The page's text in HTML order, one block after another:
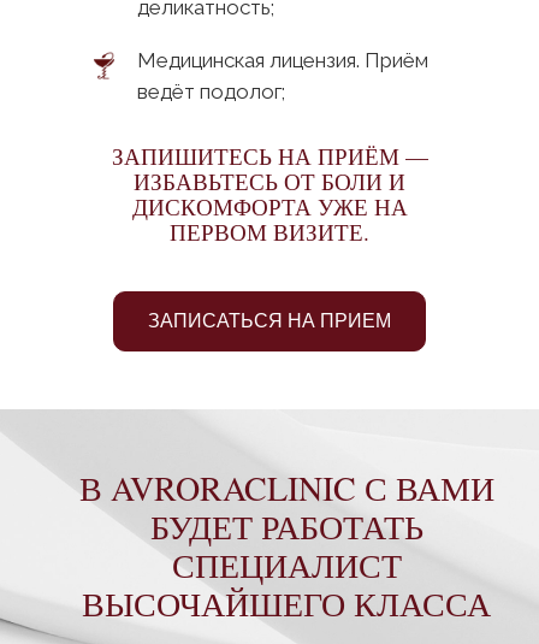
Медицинская лицензия. Приём
ведёт подолог;
деликатность;
ЗАПИШИТЕСЬ НА ПРИЁМ —
ИЗБАВЬТЕСЬ ОТ БОЛИ И
ДИСКОМФОРТА УЖЕ НА
ПЕРВОМ ВИЗИТЕ.
ЗАПИСАТЬСЯ НА ПРИЕМ
ног, выявит проблемы, связанные с
ногтями и стопой, и предложит
оптимальное решение. Затем она
аккуратно выполнит парамедицинский
педикюр, уделяя особое внимание
гигиене и предупреждению возможных
ортониксии нашей клиники.
Опытный, талантливый, аккуратный
специалист. Знает, что результатом
Екатерина Чугункина